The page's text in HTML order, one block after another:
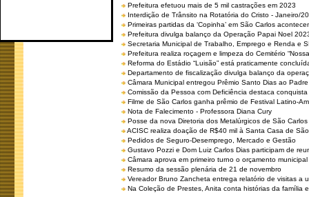
Prefeitura efetuou mais de 5 mil castrações em 2023
Interdição de Trânsito na Rotatória do Cristo - Janeiro/
Primeiras partidas da ‘Copinha’ em São Carlos
Prefeitura divulga balanço da Operação Papai Noel
Secretaria Municipal de Trabalho, Emprego e Renda e
Prefeitura realiza roçagem e limpeza do Cemitério
Reforma do Estádio “Luisão” está praticamente
Departamento de fiscalização divulga balanço da
Câmara Municipal entregou Prêmio Santo Dias ao
Comissão da Pessoa com Deficiência destaca
Filme de São Carlos ganha prêmio de Festival Latino-
Nota de Falecimento - Professora Diana Cury
Posse da nova Diretoria dos Metalúrgicos de São
ACISC realiza doação de R$40 mil à Santa Casa de
Pedidos de Seguro-Desemprego, Mercado e Gestão
Gustavo Pozzi e Dom Luiz Carlos Dias participam de
Câmara aprova em primeiro turno o orçamento
Resumo da sessão plenária de 21 de novembro
Vereador Bruno Zancheta entrega relatório de visitas a
Na Coleção de Prestes, Anita conta histórias da família